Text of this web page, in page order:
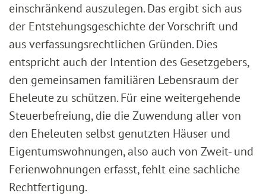
einschränkend auszulegen. Das ergibt sich aus
der Entstehungsgeschichte der Vorschrift und
aus verfassungsrechtlichen Gründen. Dies
entspricht auch der Intention des Gesetzgebers,
den gemeinsamen familiären Lebensraum der
Eheleute zu schützen. Für eine weitergehende
Steuerbefreiung, die die Zuwendung aller von
den Eheleuten selbst genutzten Häuser und
Eigentumswohnungen, also auch von Zweit- und
Ferienwohnungen erfasst, fehlt eine sachliche
Rechtfertigung.